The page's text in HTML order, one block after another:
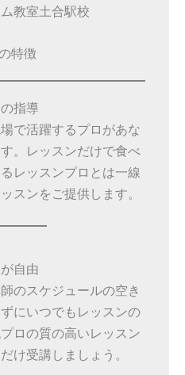
教室土合駅校
特徴
指導
で活躍するプロがあな
。レッスンだけで食べ
レッスンプロとは一線
スンをご提供します。
自由
のスケジュールの空き
にいつでもレッスンの
ロの質の高いレッスン
け受講しましょう。